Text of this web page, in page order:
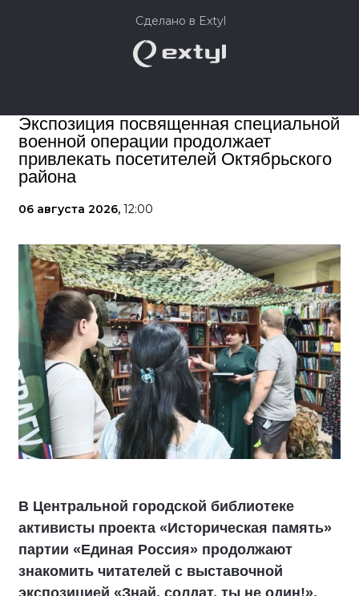
Сделано в Extyl
Экспозиция посвященная специальной
военной операции продолжает
привлекать посетителей Октябрьского
района
06 августа 2026, 12:00
В Центральной городской библиотеке
активисты проекта «Историческая память»
партии «Единая Россия» продолжают
знакомить читателей с выставочной